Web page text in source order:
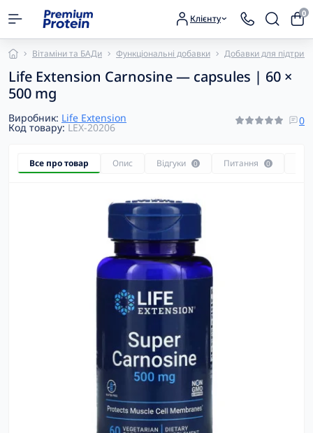
Клієнту 0
Вітаміни та БАДи Функціональні добавки Добавки для
Life Extension Carnosine — capsules | 60 ×
500 mg
Виробник: Life Extension
Код товару:LEX-20206
0
Все про товар Опис Відгуки 0 Питання 0